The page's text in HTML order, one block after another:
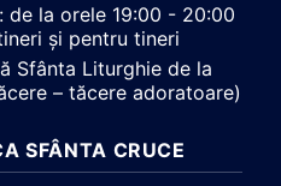
de la orele 19:00 - 20:00
și pentru tineri
Sfânta Liturghie de la
– tăcere adoratoare)
SFÂNTA CRUCE